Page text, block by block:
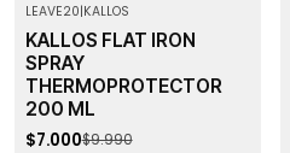
LEAVE20|KALLOS
KALLOS FLAT IRON
SPRAY
THERMOPROTECTOR
200 ML
$7.000$9.990